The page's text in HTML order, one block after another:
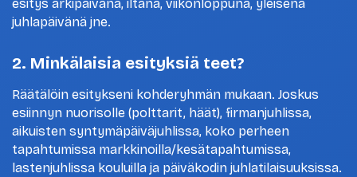
esitys arkipäivänä, iltana, viikonloppuna, yleisenä
juhlapäivänä jne.
2. Minkälaisia esityksiä teet?
Räätälöin esitykseni kohderyhmän mukaan. Joskus
esiinnyn nuorisolle (polttarit, häät), firmanjuhlissa,
aikuisten syntymäpäiväjuhlissa, koko perheen
tapahtumissa markkinoilla/kesätapahtumissa,
lastenjuhlissa kouluilla ja päiväkodin juhlatilaisuuksissa.